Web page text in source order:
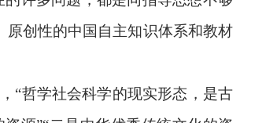
创性的中国自主知识体系和教材
“哲学社会科学的现实形态，是古